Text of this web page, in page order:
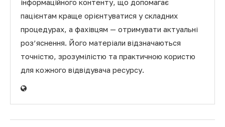
інформаційного контенту, що допомагає
пацієнтам краще орієнтуватися у складних
процедурах, а фахівцям — отримувати актуальні
роз’яснення. Його матеріали відзначаються
точністю, зрозумілістю та практичною користю
для кожного відвідувача ресурсу.